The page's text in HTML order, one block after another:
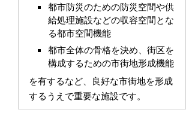
都市防災のための防災空間や供
給処理施設などの収容空間とな
る都市空間機能
都市全体の骨格を決め、街区を
構成するための市街地形成機能
を有するなど、良好な市街地を形成
するうえで重要な施設です。